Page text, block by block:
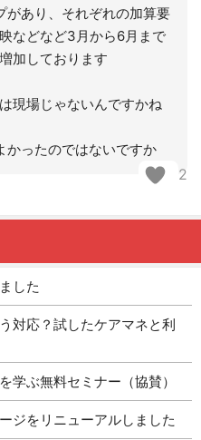
があり、それぞれの加算要
などなど3月から6月まで
加しております
現場じゃないんですかね
かったのではないですか
2
した
対応？試したケアマネと利
学ぶ無料セミナー（協賛）
ジをリニューアルしました